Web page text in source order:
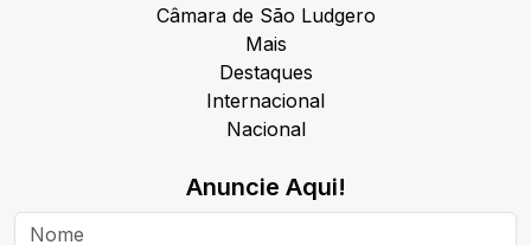
Câmara de São Ludgero
Mais
Destaques
Internacional
Nacional
Anuncie Aqui!